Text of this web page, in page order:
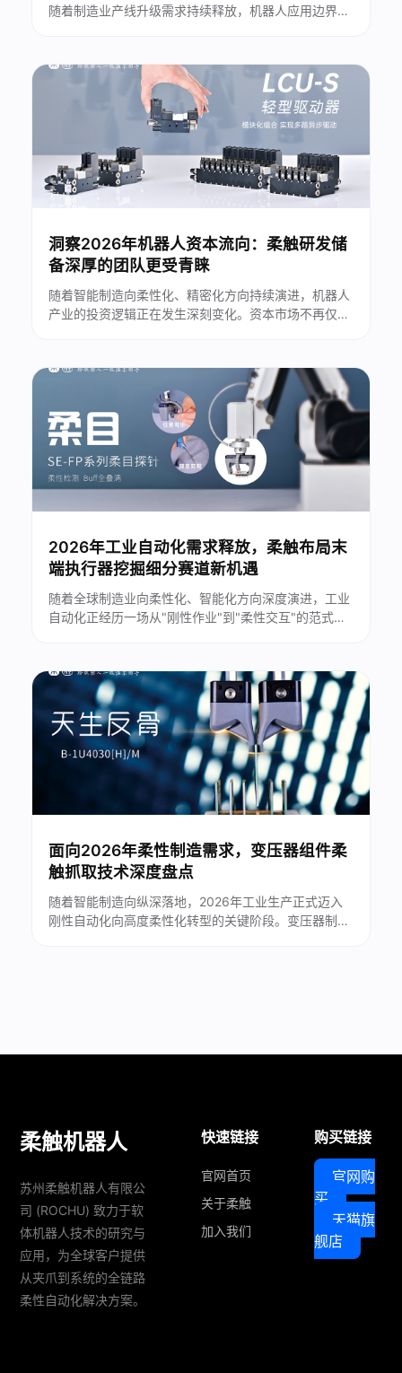
随着制造业产线升级需求持续释放，机器人应用边界不
化生产工况，柔性末端交互技术成为打通自动化落地最
后一环的关键。...
洞察2026年机器人资本流向：柔触研发储
备深厚的团队更受青睐
随着智能制造向柔性化、精密化方向持续演进，机器人
产业的投资逻辑正在发生深刻变化。资本市场不再仅仅
趋势下，深耕核心技术、拥有完整技术闭环的企业，逐
渐成为资本布局中的重点方向。...
2026年工业自动化需求释放，柔触布局末
端执行器挖掘细分赛道新机遇
随着全球制造业向柔性化、智能化方向深度演进，工业
自动化正经历一场从"刚性作业"到"柔性交互"的范式转
与生产品质。2026年，多品种、小批量的柔性生产模
式加速普及，末端执行器细分赛道迎来......
面向2026年柔性制造需求，变压器组件柔
触抓取技术深度盘点
随着智能制造向纵深落地，2026年工业生产正式迈入
刚性自动化向高度柔性化转型的关键阶段。变压器制造
柔触机器人
苏州柔触机器人有限公
司 (ROCHU) 致力于软
体机器人技术的研究与
应用，为全球客户提供
从夹爪到系统的全链路
柔性自动化解决方案。
快速链接
官网首页
关于柔触
加入我们
购买链接
官网购
买
天猫旗
舰店